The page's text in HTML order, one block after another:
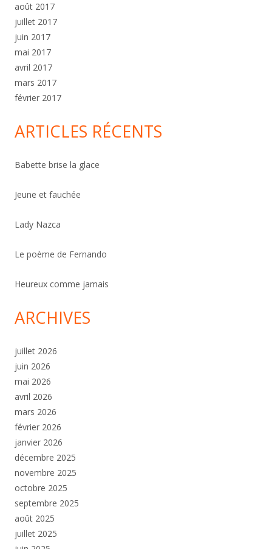
août 2017
juillet 2017
juin 2017
mai 2017
avril 2017
mars 2017
février 2017
ARTICLES RÉCENTS
Babette brise la glace
Jeune et fauchée
Lady Nazca
Le poème de Fernando
Heureux comme jamais
ARCHIVES
juillet 2026
juin 2026
mai 2026
avril 2026
mars 2026
février 2026
janvier 2026
décembre 2025
novembre 2025
octobre 2025
septembre 2025
août 2025
juillet 2025